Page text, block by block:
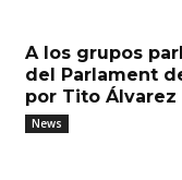
A los grupos
del Parlament
por Tito Álvarez
News